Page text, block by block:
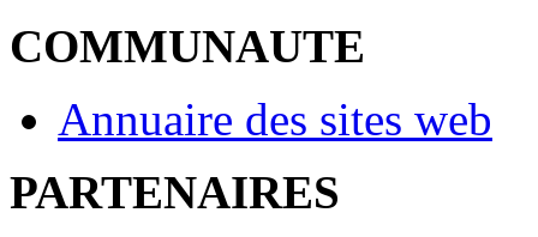
COMMUNAUTE
Annuaire des sites web
PARTENAIRES